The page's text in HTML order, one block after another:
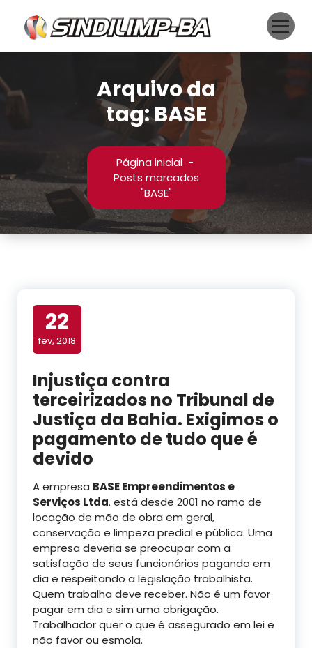
conteúdo
Arquivo da
tag: BASE
Página inicial-
Posts marcados
"BASE"
22
fev, 2018
Injustiça contra
terceirizados no Tribunal de
Justiça da Bahia. Exigimos o
pagamento de tudo que é
devido
A empresa BASE Empreendimentos e
Serviços Ltda. está desde 2001 no ramo de
locação de mão de obra em geral,
conservação e limpeza predial e pública. Uma
empresa deveria se preocupar com a
satisfação de seus funcionários pagando em
dia e respeitando a legislação trabalhista.
Quem trabalha deve receber. Não é um favor
pagar em dia e sim uma obrigação.
Trabalhador quer o que é assegurado em lei e
não favor ou esmola.